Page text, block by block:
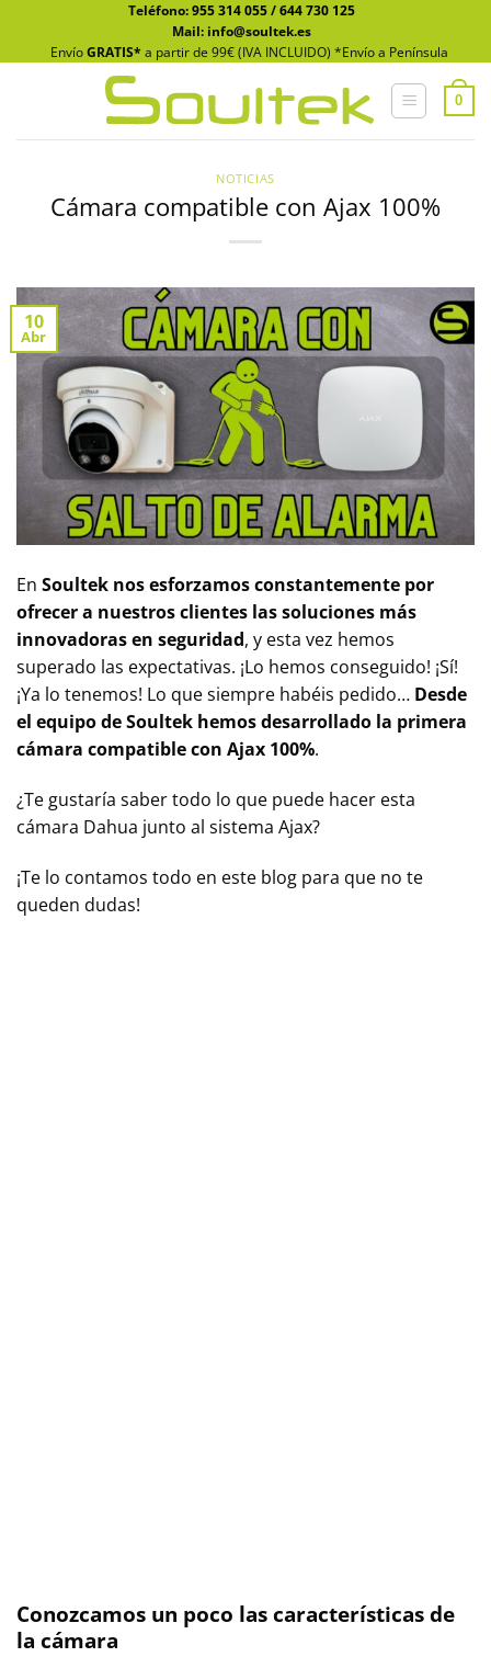
contenido
Teléfono:955 314 055/644 730 125
Mail: info@soultek.es
EnvíoGRATIS* a partir de 99€ (IVA INCLUIDO) *Envío a Península
0
NOTICIAS
Cámara compatible con Ajax 100%
10
Abr
En Soultek nos esforzamos constantemente por
ofrecer a nuestros clientes las soluciones más
innovadoras en seguridad, y esta vez hemos
superado las expectativas. ¡Lo hemos conseguido! ¡Sí!
¡Ya lo tenemos! Lo que siempre habéis pedido… Desde
el equipo de Soultek hemos desarrollado la primera
cámara compatible con Ajax 100%.
¿Te gustaría saber todo lo que puede hacer esta
cámara Dahua junto al sistema Ajax?
¡Te lo contamos todo en este blog para que no te
queden dudas!
Conozcamos un poco las características de
la cámara